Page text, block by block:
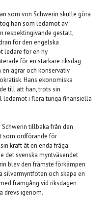
som von Schwerin skulle göra
han som ledamot av
respektingivande gestalt,
för den engelska
ledare för en ny
för en starkare riksdag
agrar och konservativ
Hans ekonomiska
till att han, trots sin
i flera tunga finansiella
tillbaka från den
som ordförande för
kraft åt en enda fråga:
det svenska myntväsendet
blev den främste förkämpen
och skapa en
framgång vid riksdagen
drevs igenom.